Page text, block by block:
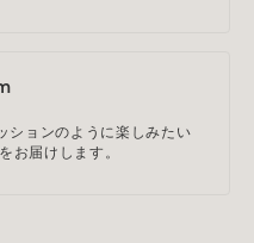
ションのように楽しみたい
お届けします。